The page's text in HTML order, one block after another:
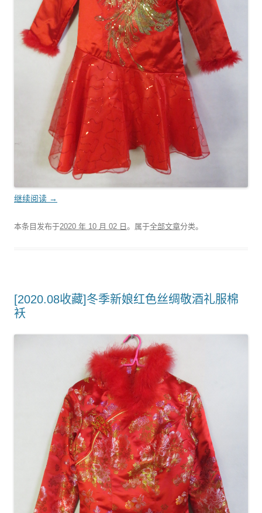
继续阅读 →
本条目发布于2020 年 10 月 02 日 。属于全部文章分类。
[2020.08收藏]冬季新娘红色丝绸敬酒礼服棉
袄